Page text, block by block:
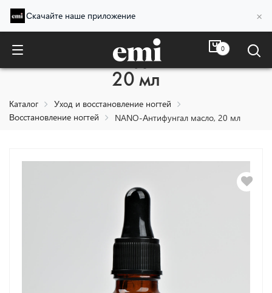
Скачайте наше приложение ×
0
NANO-Антифунгал масло,
20 мл
Каталог
Уход и восстановление ногтей
Восстановление ногтей
NANO-Антифунгал масло, 20 мл